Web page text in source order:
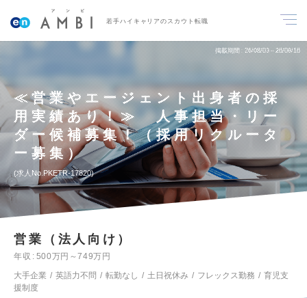
若手ハイキャリアのスカウト転職
掲載期間 26/08/03～26/08/16
≪営業やエージェント出身者の採
用実績あり！≫ 人事担当・リー
ダー候補募集！（採用リクルータ
ー募集）
求人No.PKETR-17820
営業（法人向け）
年収
500万円～749万円
大手企業
英語力不問 転勤なし 土日祝休み フレックス勤務
育児支
援制度